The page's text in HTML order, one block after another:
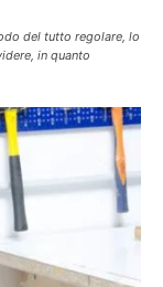
del tutto regolare, lo
in quanto